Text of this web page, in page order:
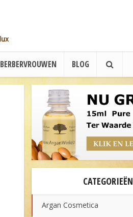
BERBERVROUWEN BLOG
CATEGORIEËN
Argan Cosmetica